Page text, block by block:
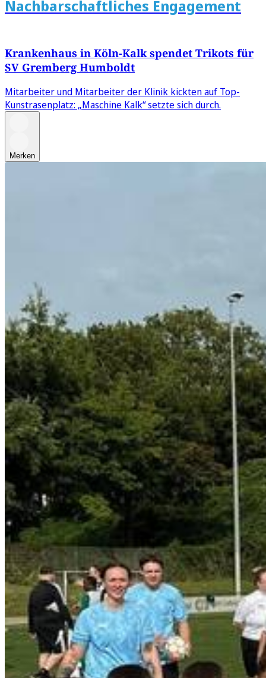
Nachbarschaftliches Engagement
Krankenhaus in Köln-Kalk spendet Trikots für
SV Gremberg Humboldt
Mitarbeiter und Mitarbeiter der Klinik kickten auf Top-
Kunstrasenplatz: „Maschine Kalk“ setzte sich durch.
Merken